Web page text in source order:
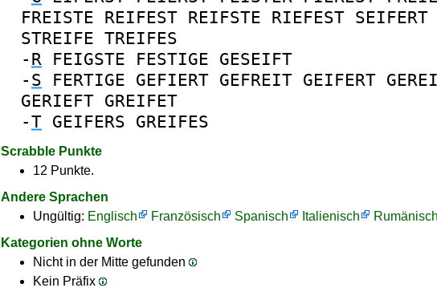
FREISTE REIFEST REIFSTE RIEFEST SEIFERT
STREIFE TREIFES
- R FEIGSTE FESTIGE GESEIFT
- S FERTIGE GEFIERT GEFREIT GEIFERT
GERIEFT GREIFET
-T GEIFERS GREIFES
Scrabble Punkte
12 Punkte.
Andere Sprachen
Ungültig: Englisch Französisch Spanisch Italienisch
Rumänisch
Kategorien ohne Worte
Nicht in der Mitte gefunden
Kein Präfix